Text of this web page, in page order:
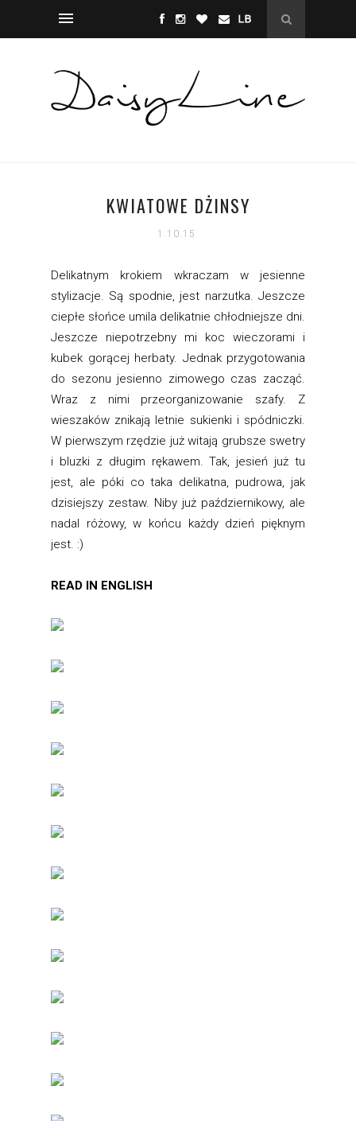
KWIATOWE DŻINSY
1.10.15
Delikatnym krokiem wkraczam w jesienne
stylizacje. Są spodnie, jest narzutka. Jeszcze
ciepłe słońce umila delikatnie chłodniejsze dni.
Jeszcze niepotrzebny mi koc wieczorami i
kubek gorącej herbaty. Jednak przygotowania
do sezonu jesienno zimowego czas zacząć.
Wraz z nimi przeorganizowanie szafy. Z
wieszaków znikają letnie sukienki i spódniczki.
W pierwszym rzędzie już witają grubsze swetry
i bluzki z długim rękawem. Tak, jesień już tu
jest, ale póki co taka delikatna, pudrowa, jak
dzisiejszy zestaw. Niby już październikowy, ale
nadal różowy, w końcu każdy dzień pięknym
jest. :)
READ IN ENGLISH